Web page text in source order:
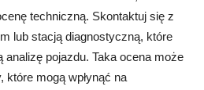
techniczną. Skontaktuj się z
lub stacją diagnostyczną, które
analizę pojazdu. Taka ocena może
mogą wpłynąć na